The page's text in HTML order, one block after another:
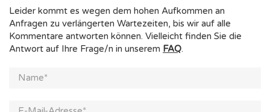
Leider kommt es wegen dem hohen Aufkommen an
Anfragen zu verlängerten Wartezeiten, bis wir auf alle
Kommentare antworten können. Vielleicht finden Sie die
Antwort auf Ihre Frage/n in unserem FAQ.